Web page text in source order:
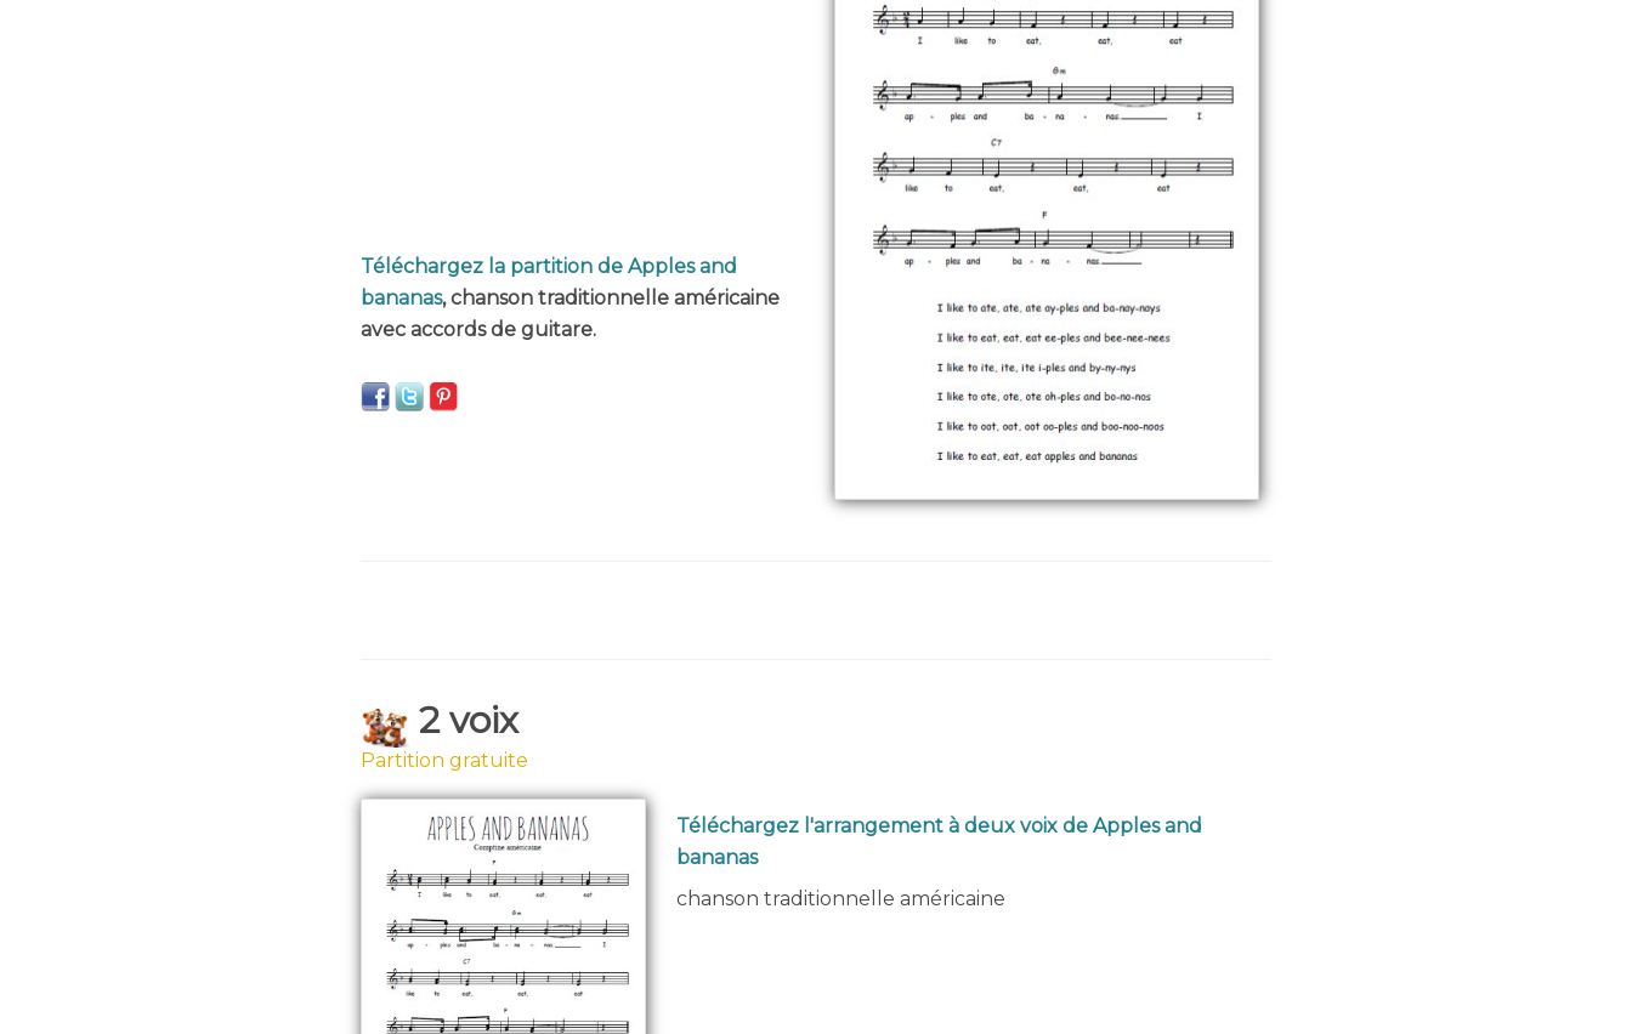
Téléchargez la partition de Apples and
bananas, chanson traditionnelle américaine
avec accords de guitare.
2 voix
Partition gratuite
Téléchargez l'arrangement à deux voix de Apples and
bananas
chanson traditionnelle américaine